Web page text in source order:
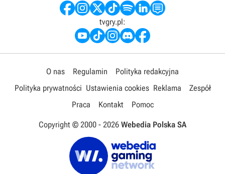
tvgry.pl:
O nas Regulamin
Polityka redakcyjna
Polityka prywatności Ustawienia cookies Reklama
Zespół
Praca
Kontakt Pomoc
Copyright © 2000 - 2026 Webedia Polska SA